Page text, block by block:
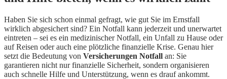
Haben Sie sich schon einmal gefragt, wie gut Sie im Ernstfall
wirklich abgesichert sind? Ein Notfall kann jederzeit und unerwartet
eintreten – sei es ein medizinischer Notfall, ein Unfall zu Hause oder
auf Reisen oder auch eine plötzliche finanzielle Krise. Genau hier
setzt die Bedeutung von Versicherungen Notfall an: Sie
garantieren nicht nur finanzielle Sicherheit, sondern organisieren
auch schnelle Hilfe und Unterstützung, wenn es drauf ankommt.